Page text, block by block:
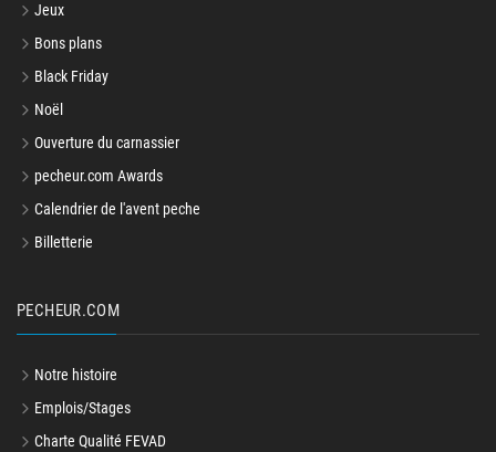
Jeux
Bons plans
Black Friday
Noël
Ouverture du carnassier
pecheur.com Awards
Calendrier de l'avent peche
Billetterie
PECHEUR.COM
Notre histoire
Emplois/Stages
Charte Qualité FEVAD